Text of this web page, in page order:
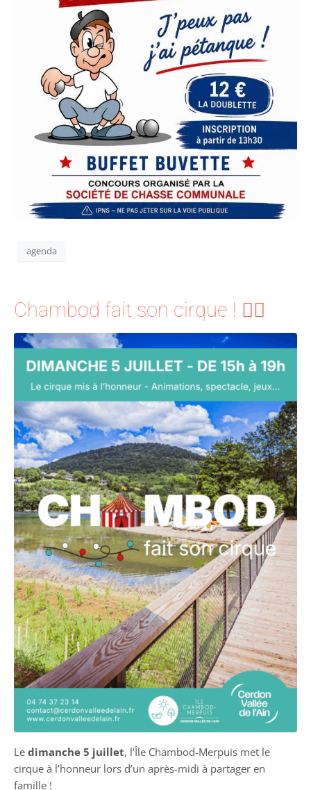
agenda
Chambod fait son cirque ! 🤹‍♀️
Le dimanche 5 juillet, l’Île Chambod-Merpuis met le
cirque à l’honneur lors d’un après-midi à partager en
famille !